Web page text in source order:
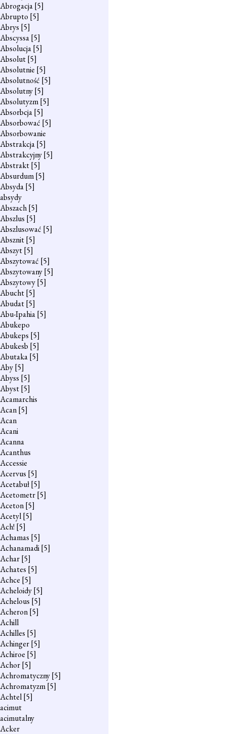
Abrogacja[5]
Abrupto [5]
Abrys [5]
Abscyssa[5]
Absolucja[5]
Absolut[5]
Absolutnie [5]
Absolutność [5]
Absolutny[5]
Absolutyzm[5]
Absorbcja[5]
Absorbować [5]
Absorbowanie
Abstrakcja[5]
Abstrakcyjny[5]
Abstrakt[5]
Absurdum[5]
Absyda[5]
absydy
Abszach[5]
Abszlus [5]
Abszlusować [5]
Absznit[5]
Abszyt[5]
Abszytować [5]
Abszytowany[5]
Abszytowy[5]
Abucht[5]
Abudat[5]
Abu-Ipahia[5]
Abukepo
Abukeps [5]
Abukesb [5]
Abutaka[5]
Aby[5]
Abyss [5]
Abyst[5]
Acamarchis
Acan[5]
Acan
Acani
Acanna
Acanthus
Accessie
Acervus [5]
Acetabuł[5]
Acetometr[5]
Aceton[5]
Acetyl[5]
Ach! [5]
Achamas [5]
Achanamadi[5]
Achar[5]
Achates [5]
Achce [5]
Acheloidy[5]
Achelous [5]
Acheron[5]
Achill
Achilles [5]
Achinger[5]
Achiroe [5]
Achor[5]
Achromatyczny[5]
Achromatyzm[5]
Achtel[5]
acimut
acimutalny
Acker